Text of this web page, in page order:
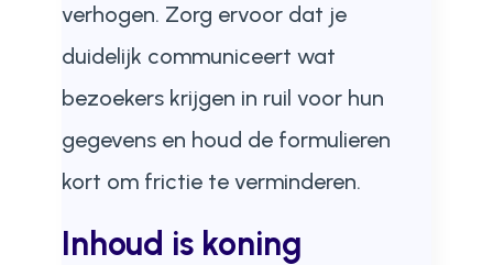
verhogen. Zorg ervoor dat je
duidelijk communiceert wat
bezoekers krijgen in ruil voor hun
gegevens en houd de formulieren
kort om frictie te verminderen.
Inhoud is koning